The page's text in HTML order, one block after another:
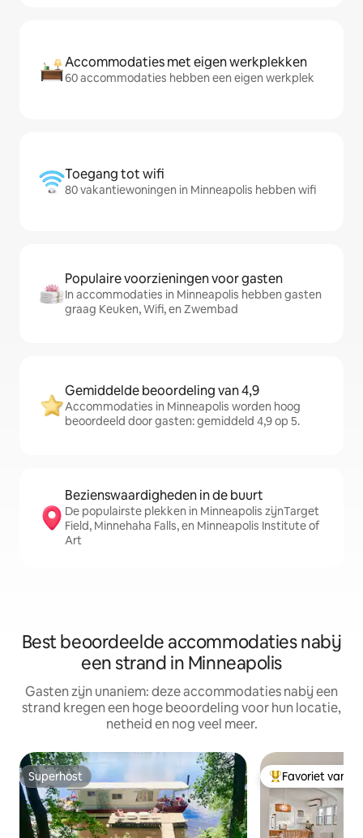
Accommodaties met eigen werkplekken
60 accommodaties hebben een eigen werkplek
Toegang tot wifi
80 vakantiewoningen in Minneapolis hebben wifi
Populaire voorzieningen voor gasten
In accommodaties in Minneapolis hebben gasten
graag Keuken, Wifi, en Zwembad
Gemiddelde beoordeling van 4,9
Accommodaties in Minneapolis worden hoog
beoordeeld door gasten: gemiddeld 4,9 op 5.
Bezienswaardigheden in de buurt
De populairste plekken in Minneapolis zijnTarget
Field, Minnehaha Falls, en Minneapolis Institute of
Art
Best beoordeelde accommodaties nabij
een strand in Minneapolis
Gasten zijn unaniem: deze accommodaties nabij een
strand kregen een hoge beoordeling voor hun locatie,
netheid en nog veel meer.
Superhost
Superhost Topfavoriet van
Favoriet van